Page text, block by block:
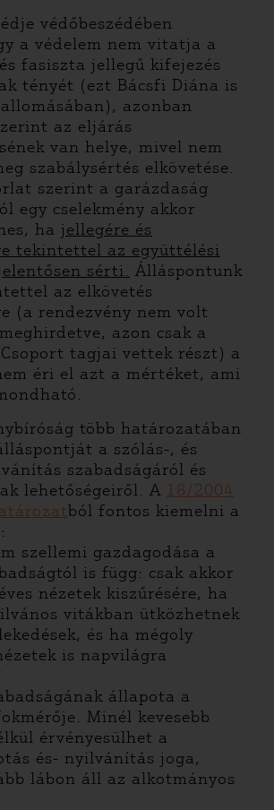
védőbeszédében
a védelem nem vitatja a
fasiszta jellegű kifejezés
tényét (ezt Bácsfi Diána is
azonban
az eljárás
van helye, mivel nem
szabálysértés elkövetése.
szerint a garázdaság
egy cselekmény akkor
ha jellegére és
tekintettel az együttélési
sérti. Álláspontunk
az elkövetés
(a rendezvény nem volt
azon csak a
tagjai vettek részt) a
éri el azt a mértéket, ami
több határozatában
a szólás-, és
szabadságáról és
lehetőségeiről. A 18/2004
ból fontos kiemelni a
szellemi gazdagodása a
is függ: csak akkor
nézetek kiszűrésére, ha
vitákban ütközhetnek
és ha mégoly
is napvilágra
állapota a
Minél kevesebb
érvényesülhet a
és- nyilvánítás joga,
lábon áll az alkotmányos